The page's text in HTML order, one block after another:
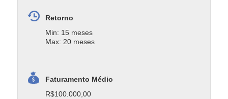
Retorno
Min: 15 meses
Max: 20 meses
Faturamento Médio
R$100.000,00